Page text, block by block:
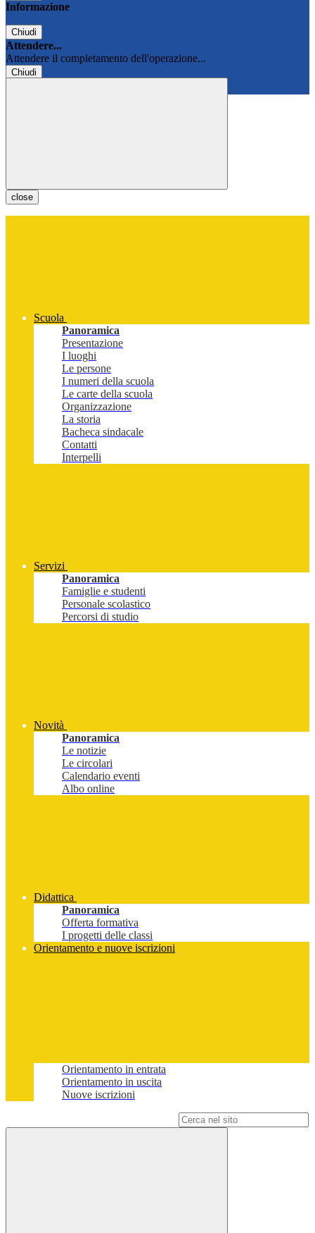
Informazione
Chiudi
Attendere...
Attendere il completamento dell'operazione...
Chiudi
close
Scuola
Panoramica
Presentazione
I luoghi
Le persone
I numeri della scuola
Le carte della scuola
Organizzazione
La storia
Bacheca sindacale
Contatti
Interpelli
Servizi
Panoramica
Famiglie e studenti
Personale scolastico
Percorsi di studio
Novità
Panoramica
Le notizie
Le circolari
Calendario eventi
Albo online
Didattica
Panoramica
Offerta formativa
I progetti delle classi
Orientamento e nuove iscrizioni
Orientamento in entrata
Orientamento in uscita
Nuove iscrizioni